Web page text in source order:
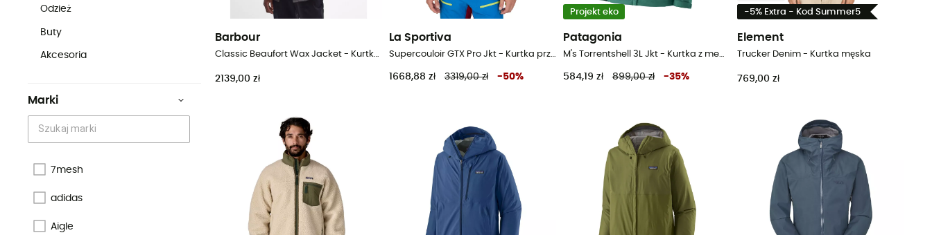
Odzież
Buty
Akcesoria
Marki
7mesh
adidas
Aigle
Barbour
Classic Beaufort Wax Jacket - Kurtka męska
2139,00 zł
La Sportiva
Supercouloir GTX Pro Jkt - Kurtka przeciwdeszczowa meska
1668,88 zł 3319,00 zł -50%
Projekt eko
Patagonia
M's Torrentshell 3L Jkt - Kurtka z membraną meska
584,19 zł 899,00 zł -35%
-5% Extra - Kod Summer5
Element
Trucker Denim - Kurtka męska
769,00 zł